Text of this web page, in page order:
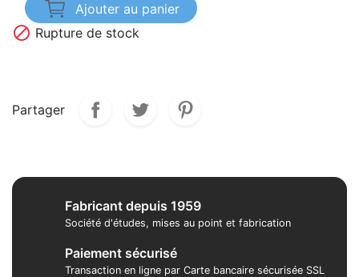
Ajouter au panier
 Rupture de stock
Partager
Fabricant depuis 1959
Société d'études, mises au point et fabrication
Paiement sécurisé
Transaction en ligne par Carte bancaire sécurisée SSL